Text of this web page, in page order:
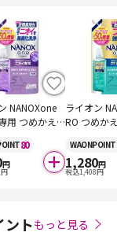
NANOXone
用 つめかえ
増量品 1580g
80
円
円
ライオン
RO つめか
量品 1450g
WAONPOINT
1,280円
税込1,408円
ントもっと見る